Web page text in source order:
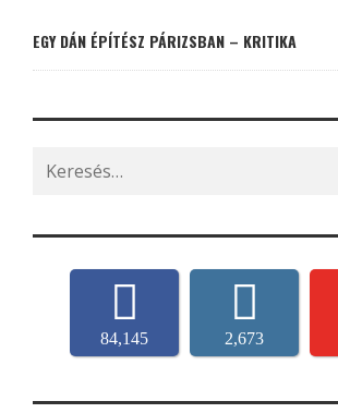
EGY DÁN ÉPÍTÉSZ PÁRIZSBAN – KRITIKA
Search
for:
84,145 2,673